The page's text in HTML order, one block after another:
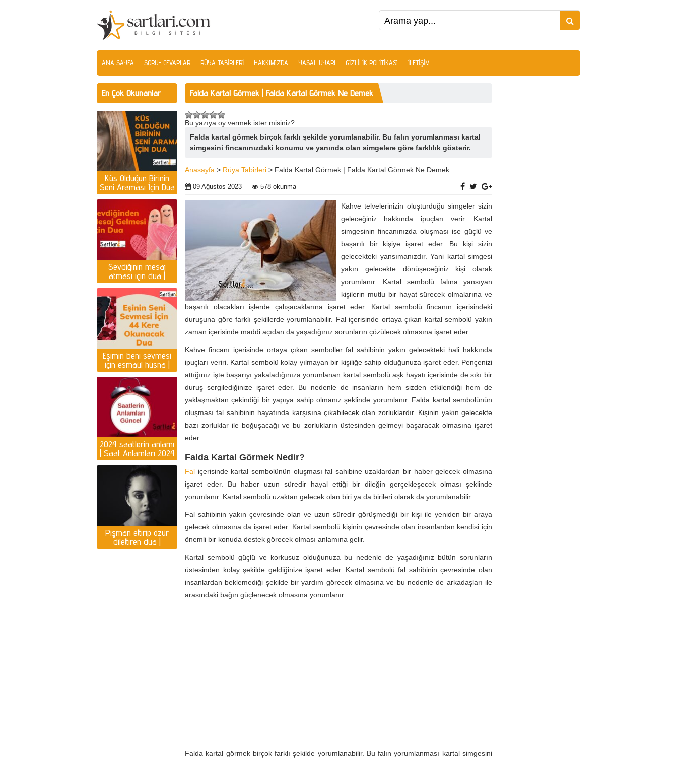
ANA SAYFA SORU- CEVAPLAR RÜYA TABIRLERI HAKKIMIZDA YASAL UYARI GIZLILIK POLITIKASI İLETIŞIM
Falda Kartal Görmek | Falda Kartal Görmek Ne Demek
Bu yazıya oy vermek ister misiniz?
Falda kartal görmek birçok farklı şekilde yorumlanabilir. Bu falın yorumlanması kartal
simgesini fincanınızdaki konumu ve yanında olan simgelere göre farklılık gösterir.
Anasayfa > Rüya Tabirleri > Falda Kartal Görmek | Falda Kartal Görmek Ne Demek
09 Ağustos 2023 578 okunma
Kahve telvelerinizin oluşturduğu simgeler sizin
geleceğiniz hakkında ipuçları verir. Kartal
simgesinin fincanınızda oluşması ise güçlü ve
başarılı bir kişiye işaret eder. Bu kişi sizin
gelecekteki yansımanızdır. Yani kartal simgesi
yakın gelecekte dönüşeceğiniz kişi olarak
yorumlanır. Kartal sembolü falına yansıyan
kişilerin mutlu bir hayat sürecek olmalarına ve
başarılı olacakları işlerde çalışacaklarına işaret eder. Kartal sembolü fincanın içerisindeki
duruşuna göre farklı şekillerde yorumlanabilir. Fal içerisinde ortaya çıkan kartal sembolü yakın
zaman içerisinde maddi açıdan da yaşadığınız sorunların çözülecek olmasına işaret eder.
Kahve fincanı içerisinde ortaya çıkan semboller fal sahibinin yakın gelecekteki hali hakkında
ipuçları veriri. Kartal sembolü kolay yılmayan bir kişiliğe sahip olduğunuza işaret eder. Pençenizi
attığınız işte başarıyı yakaladığınıza yorumlanan kartal sembolü aşk hayatı içerisinde de sıkı bir
duruş sergilediğinize işaret eder. Bu nedenle de insanların hem sizden etkilendiği hem de
yaklaşmaktan çekindiği bir yapıya sahip olmanız şeklinde yorumlanır. Falda kartal sembolünün
oluşması fal sahibinin hayatında karşısına çıkabilecek olan zorluklardır. Kişinin yakın gelecekte
bazı zorluklar ile boğuşacağı ve bu zorlukların üstesinden gelmeyi başaracak olmasına işaret
eder.
Falda Kartal Görmek Nedir?
Fal içerisinde kartal sembolünün oluşması fal sahibine uzaklardan bir haber gelecek olmasına
işaret eder. Bu haber uzun süredir hayal ettiği bir dileğin gerçekleşecek olması şeklinde
yorumlanır. Kartal sembolü uzaktan gelecek olan biri ya da birileri olarak da yorumlanabilir.
Fal sahibinin yakın çevresinde olan ve uzun süredir görüşmediği bir kişi ile yeniden bir araya
gelecek olmasına da işaret eder. Kartal sembolü kişinin çevresinde olan insanlardan kendisi için
önemli bir konuda destek görecek olması anlamına gelir.
Kartal sembolü güçlü ve korkusuz olduğunuza bu nedenle de yaşadığınız bütün sorunların
üstesinden kolay şekilde geldiğinize işaret eder. Kartal sembolü fal sahibinin çevresinde olan
insanlardan beklemediği şekilde bir yardım görecek olmasına ve bu nedenle de arkadaşları ile
arasındaki bağın güçlenecek olmasına yorumlanır.
Falda kartal görmek birçok farklı şekilde yorumlanabilir. Bu falın yorumlanması kartal simgesini
En Çok Okunanlar
Küs Olduğun Birinin
Seni Araması İçin Dua
| Küs olan kişiyi
ayağına getirmek için
dua
Sevdiğinin mesaj
atması için dua |
Yazması için dua
Eşimin beni sevmesi
için esmaül hüsna |
Eşin seni sevmesi için
dua
2024 saatlerin anlamı
| Saat Anlamları 2024
Yılı Yorumlar
Pişman ettirip özür
dilettiren dua |
Pişmanlık duası var